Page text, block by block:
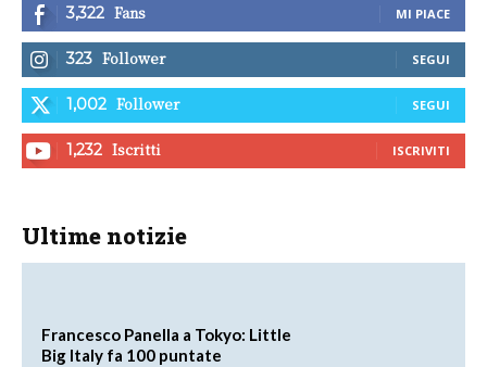
3,322 Fans MI PIACE
323 Follower SEGUI
1,002 Follower SEGUI
1,232 Iscritti ISCRIVITI
Ultime notizie
Francesco Panella a Tokyo: Little
Big Italy fa 100 puntate